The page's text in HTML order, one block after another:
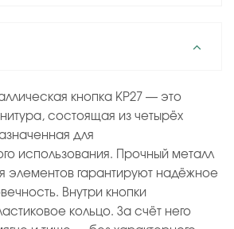
кнопка KP27 — это
состоящая из четырёх
для
использования. Прочный металл
элементов гарантируют надёжное
Внутри кнопки
кольцо. За счёт него